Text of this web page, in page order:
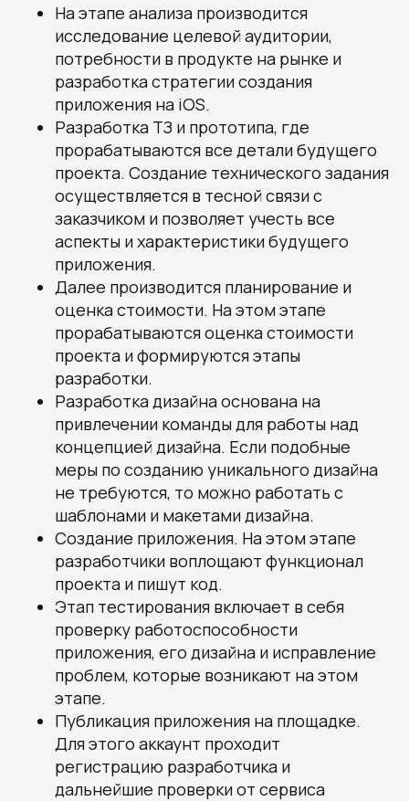
На этапе анализа производится
исследование целевой аудитории,
потребности в продукте на рынке и
разработка стратегии создания
приложения на iOS.
Разработка ТЗ и прототипа, где
прорабатываются все детали будущего
проекта. Создание технического задания
осуществляется в тесной связи с
заказчиком и позволяет учесть все
аспекты и характеристики будущего
приложения.
Далее производится планирование и
оценка стоимости. На этом этапе
прорабатываются оценка стоимости
проекта и формируются этапы
разработки.
Разработка дизайна основана на
привлечении команды для работы над
концепцией дизайна. Если подобные
меры по созданию уникального дизайна
не требуются, то можно работать с
шаблонами и макетами дизайна.
Создание приложения. На этом этапе
разработчики воплощают функционал
проекта и пишут код.
Этап тестирования включает в себя
проверку работоспособности
приложения, его дизайна и исправление
проблем, которые возникают на этом
этапе.
Публикация приложения на площадке.
Для этого аккаунт проходит
регистрацию разработчика и
дальнейшие проверки от сервиса